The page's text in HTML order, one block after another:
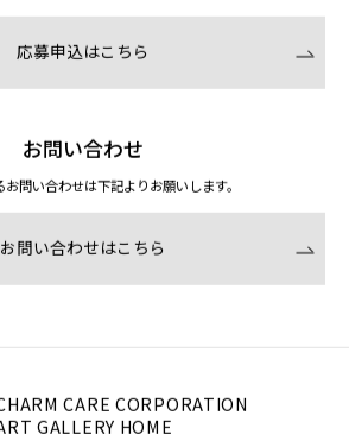
応募申込はこちら
お問い合わせ
問い合わせは下記よりお願いします。
お問い合わせはこちら
CARE CORPORATION
GALLERY HOME